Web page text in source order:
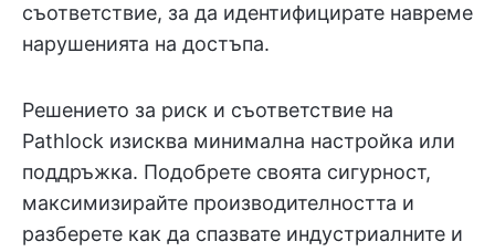
съответствие, за да идентифицирате навреме
нарушенията на достъпа.
Решението за риск и съответствие на
Pathlock изисква минимална настройка или
поддръжка. Подобрете своята сигурност,
максимизирайте производителността и
разберете как да спазвате индустриалните и